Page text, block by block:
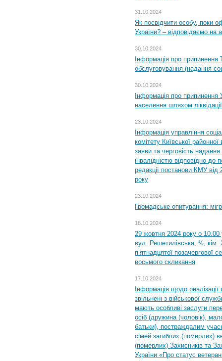
31.10.2024
Як посвідчити особу, поки
України? – відповідаємо на
30.10.2024
Інформація про припинення
обслуговування (надання
30.10.2024
Інформація про припинення
населення шляхом ліквідації
23.10.2024
Інформація управління
комітету Київської
заяви та черговість надання
інвалідністю відповідно
редакції постанови КМУ
року
23.10.2024
Громадське опитування:
18.10.2024
29 жовтня 2024 року о 10.00
вул. Решетилівська, ½, кім.
п’ятнадцятої позачергової
восьмого скликання
17.10.2024
Інформація щодо
звільнені з військової
мають особливі заслуги
осіб (дружина (чоловік),
батьки), постраждалим
сімей загиблих (померлих)
(померлих) Захисників та
України «Про статус